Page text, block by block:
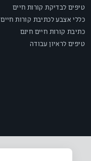
טיפים לבדיקת קורות חיים
כללי אצבע לכתיבת קורות חיים
כתיבת קורות חיים חינם
טיפים לראיון עבודה